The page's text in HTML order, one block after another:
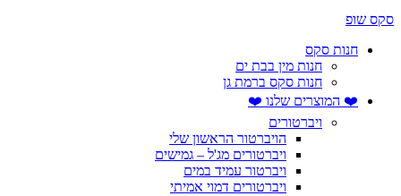
סקס שופ
חנות סקס
חנות מין בבת ים
חנות סקס ברמת גן
❤️ המוצרים שלנו ❤️
ויברטורים
הויברטור הראשון שלי
ויברטורים מג'ל – גמישים
ויברטור עמיד במים
ויברטורים דמוי אמיתי